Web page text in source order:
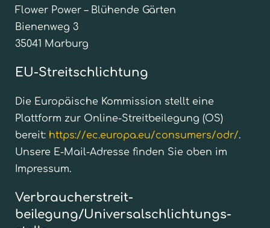
Flower Power – Blühende Gärten
Bienenweg 3
35041 Marburg
EU-Streitschlichtung
Die Europäische Kommission stellt eine
Plattform zur Online-Streitbeilegung (OS)
bereit: https://ec.europa.eu/consumers/odr/.
Unsere E-Mail-Adresse finden Sie oben im
Impressum.
Verbraucher­streit­
beilegung/Universal­schlichtungs­